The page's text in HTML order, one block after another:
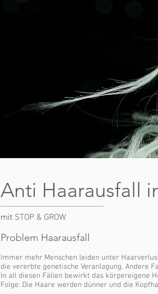
Anti Haarausfall
mit STOP & GROW
Problem Haarausfall
Immer mehr Menschen leiden unter
die vererbte genetische Veranlagung. Andere
In all diesen Fällen bewirkt das körpereigene
Folge: Die Haare werden dünner und die